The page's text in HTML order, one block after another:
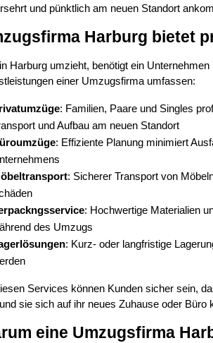
und pünktlich am neuen Standort
Harburg bietet
Harburg umzieht, benötigt ein
einer Umzugsfirma umfassen:
: Familien, Paare und Singles
und Aufbau am neuen Standort
: Effiziente Planung minimiert
: Sicherer Transport von
: Hochwertige Materialien
des Umzugs
: Kurz- oder langfristige
Services können Kunden sicher sein,
sie sich auf ihr neues Zuhause oder Büro
eine Umzugsfirma